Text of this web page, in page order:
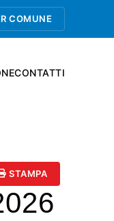
COMUNE
CONTATTI
STAMPA